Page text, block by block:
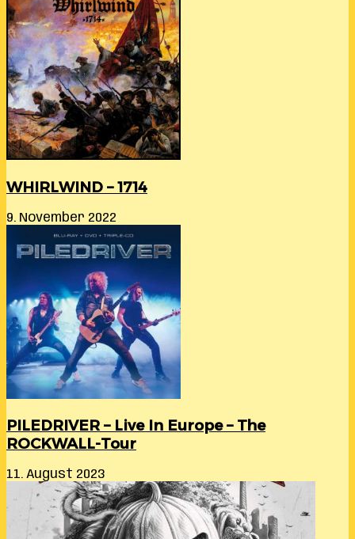
WHIRLWIND – 1714
9. November 2022
PILEDRIVER – Live In Europe – The
ROCKWALL-Tour
11. August 2023